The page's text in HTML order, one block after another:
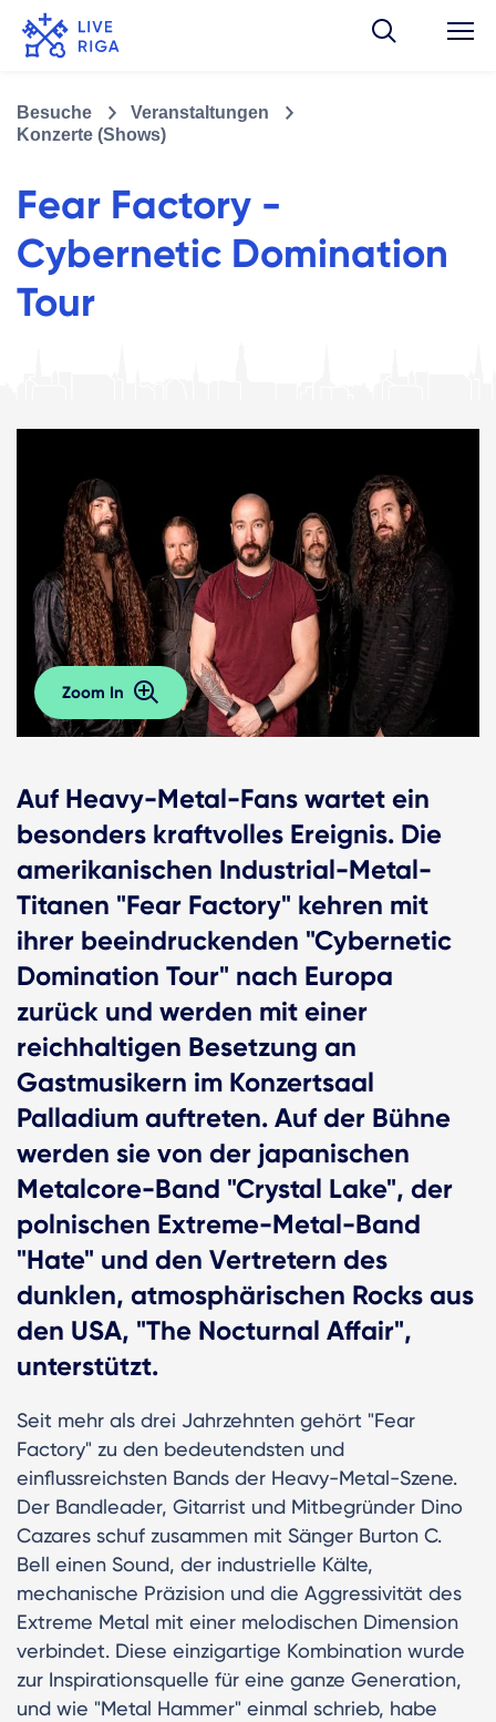
Besuche
Veranstaltungen
Konzerte (Shows)
Fear Factory -
Cybernetic Domination
Tour
Zoom In
Auf Heavy-Metal-Fans wartet ein
besonders kraftvolles Ereignis. Die
amerikanischen Industrial-Metal-
Titanen "Fear Factory" kehren mit
ihrer beeindruckenden "Cybernetic
Domination Tour" nach Europa
zurück und werden mit einer
reichhaltigen Besetzung an
Gastmusikern im Konzertsaal
Palladium auftreten. Auf der Bühne
werden sie von der japanischen
Metalcore-Band "Crystal Lake", der
polnischen Extreme-Metal-Band
"Hate" und den Vertretern des
dunklen, atmosphärischen Rocks aus
den USA, "The Nocturnal Affair",
unterstützt.
Seit mehr als drei Jahrzehnten gehört "Fear
Factory" zu den bedeutendsten und
einflussreichsten Bands der Heavy-Metal-Szene.
Der Bandleader, Gitarrist und Mitbegründer Dino
Cazares schuf zusammen mit Sänger Burton C.
Bell einen Sound, der industrielle Kälte,
mechanische Präzision und die Aggressivität des
Extreme Metal mit einer melodischen Dimension
verbindet. Diese einzigartige Kombination wurde
zur Inspirationsquelle für eine ganze Generation,
und wie "Metal Hammer" einmal schrieb, habe